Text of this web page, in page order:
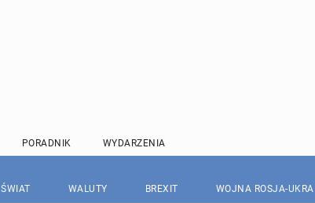
PORADNIK WYDARZENIA
ŚWIAT WALUTY BREXIT WOJNA ROSJA-